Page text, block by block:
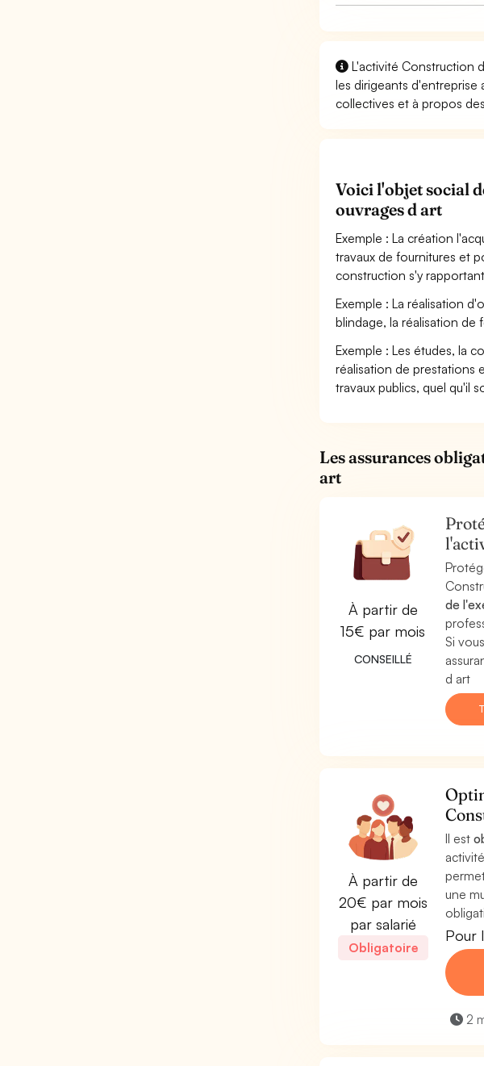
L'activité Construction
les dirigeants d'entreprise
collectives et à propos
Voici l'objet social
ouvrages d art
Exemple : La création
travaux de fournitures et
construction s'y rapportant
Exemple : La réalisation
blindage, la réalisation de
Exemple : Les études, la
réalisation de prestations
travaux publics, quel qu'il
Les assurances
art
À partir de
15€ par mois
CONSEILLÉ
de
Si
d art
À partir de
20€ par mois
par salarié
Obligatoire
Il est
une
Pour
2